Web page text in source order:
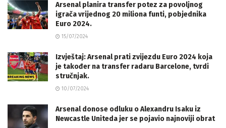
Arsenal planira transfer potez za povoljnog
igrača vrijednog 20 miliona funti, pobjednika
Euro 2024.
15/07/2024
Izvještaj: Arsenal prati zvijezdu Euro 2024 koja
je također na transfer radaru Barcelone, tvrdi
stručnjak.
10/07/2024
Arsenal donose odluku o Alexandru Isaku iz
Newcastle Uniteda jer se pojavio najnoviji obrat